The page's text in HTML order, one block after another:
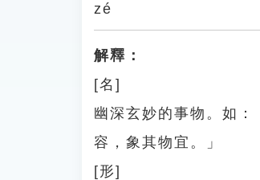
zé
解釋：
[名]
幽深玄妙的事物。如
容，象其物宜。」
[形]